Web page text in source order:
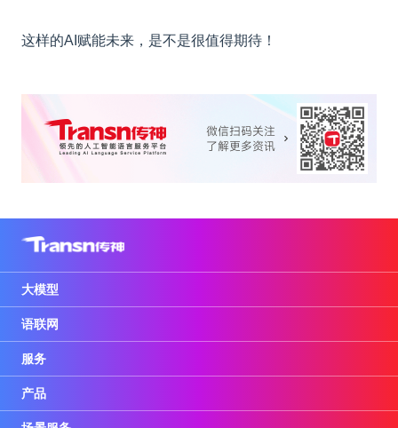
这样的AI赋能未来，是不是很值得期待！
大模型
语联网
服务
产品